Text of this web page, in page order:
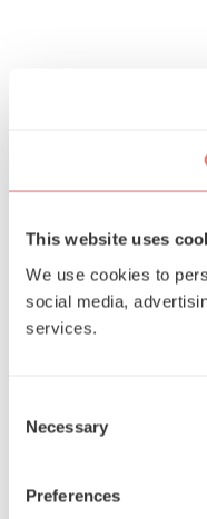
This website uses
We use cookies to
social media,
services.
Selection
Necessary
Preferences